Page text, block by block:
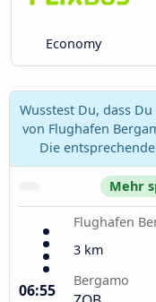
Economy
Wusstest Du, dass
von Flughafen
Die
Mehr
Flughafen
3 km
06:55
Bergamo